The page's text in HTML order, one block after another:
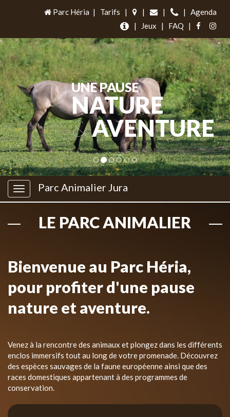
Parc Héria | Tarifs | | | |
Agenda
|
Jeux | FAQ |
UNE PAUSE
NATURE
&AVENTURE
Parc Animalier Jura
LE PARC ANIMALIER
Bienvenue au Parc Héria,
pour profiter d'une pause
nature et aventure.
Venez à la rencontre des animaux et plongez dans les différents
enclos immersifs tout au long de votre promenade. Découvrez
des espèces sauvages de la faune européenne ainsi que des
races domestiques appartenant à des programmes de
conservation.